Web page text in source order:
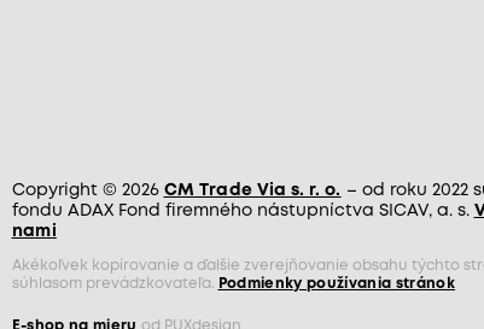
Copyright © 2026 CM Trade Via s. r. o. – od roku 2022
fondu ADAX Fond firemného nástupníctva SICAV, a. s.
nami
Akékoľvek kopírovanie a ďalšie zverejňovanie obsahu týchto
súhlasom prevádzkovateľa.
Podmienky používania stránok
E-shop na mieru od PUXdesign